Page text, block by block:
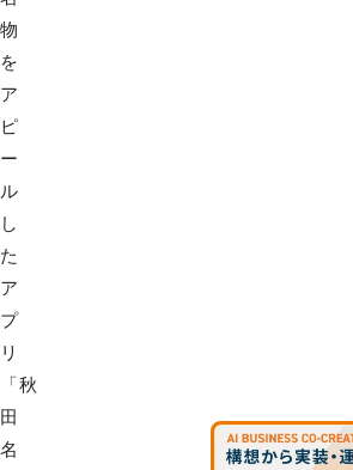
物
を
ア
ピ
ー
ル
し
た
ア
プ
リ
「秋
田
名